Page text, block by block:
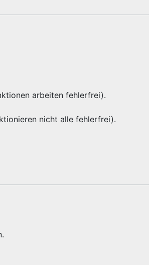
arbeiten fehlerfrei).
nicht alle fehlerfrei).